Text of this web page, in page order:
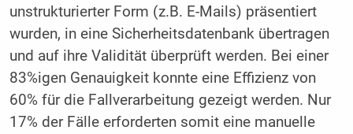
unstrukturierter Form (z.B. E-Mails) präsentiert
wurden, in eine Sicherheitsdatenbank übertragen
und auf ihre Validität überprüft werden. Bei einer
83%igen Genauigkeit konnte eine Effizienz von
60% für die Fallverarbeitung gezeigt werden. Nur
17% der Fälle erforderten somit eine manuelle